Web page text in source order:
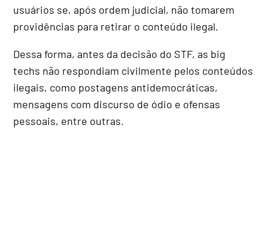
usuários se, após ordem judicial, não tomarem
providências para retirar o conteúdo ilegal.
Dessa forma, antes da decisão do STF, as big
techs não respondiam civilmente pelos conteúdos
ilegais, como postagens antidemocráticas,
mensagens com discurso de ódio e ofensas
pessoais, entre outras.